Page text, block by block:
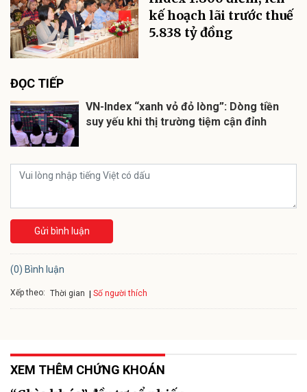
kế hoạch lãi trước thuế
5.838 tỷ đồng
ĐỌC TIẾP
VN-Index “xanh vỏ đỏ lòng”: Dòng tiền
suy yếu khi thị trường tiệm cận đỉnh
Gửi bình luận
(0) Bình luận
Xếp theo: Thời gian Số người thích
XEM THÊM CHỨNG KHOÁN